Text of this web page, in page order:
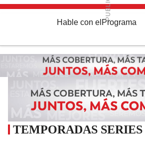
Hable con el Programa
TEMPORADAS SERIES